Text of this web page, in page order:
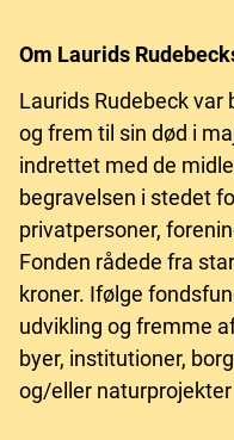
Om Laurids
Laurids Rudebeck var
og frem til sin død i
indrettet med de
begravelsen i stedet
privatpersoner,
Fonden rådede fra
kroner. Ifølge
udvikling og fremme
byer, institutioner,
og/eller